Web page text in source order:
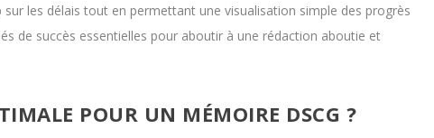
les délais tout en permettant une visualisation simple des progrès
de succès essentielles pour aboutir à une rédaction aboutie et
POUR UN MÉMOIRE DSCG ?